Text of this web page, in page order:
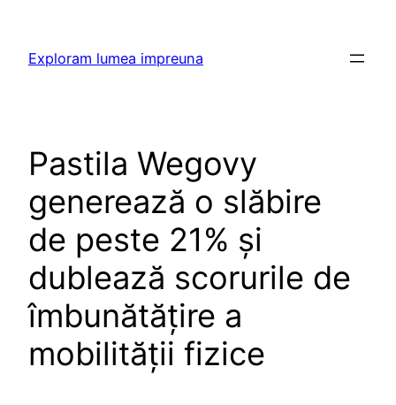
content
Exploram lumea impreuna
Pastila Wegovy
generează o slăbire
de peste 21% și
dublează scorurile de
îmbunătățire a
mobilității fizice